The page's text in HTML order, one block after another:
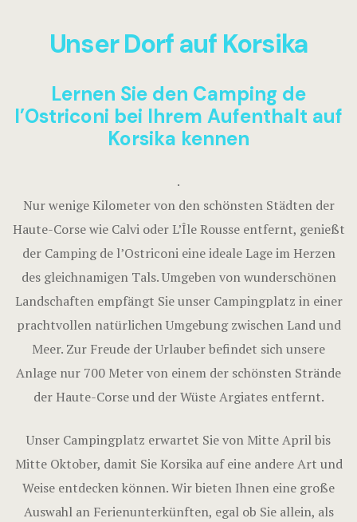
Buchen
Unser Dorf auf Korsika
Lernen Sie den Camping de
l’Ostriconi bei Ihrem Aufenthalt auf
Korsika kennen
.
Nur wenige Kilometer von den schönsten Städten der
Haute-Corse wie Calvi oder L’Île Rousse entfernt, genießt
der Camping de l’Ostriconi eine ideale Lage im Herzen
des gleichnamigen Tals. Umgeben von wunderschönen
Landschaften empfängt Sie unser Campingplatz in einer
prachtvollen natürlichen Umgebung zwischen Land und
Meer. Zur Freude der Urlauber befindet sich unsere
Anlage nur 700 Meter von einem der schönsten Strände
der Haute-Corse und der Wüste Argiates entfernt.
Unser Campingplatz erwartet Sie von Mitte April bis
Mitte Oktober, damit Sie Korsika auf eine andere Art und
Weise entdecken können. Wir bieten Ihnen eine große
Auswahl an Ferienunterkünften, egal ob Sie allein, als
NICHT
Studios,
3-Zimmer-
Zimmer,
angrenzen
Zimmer für
Villen
Villa